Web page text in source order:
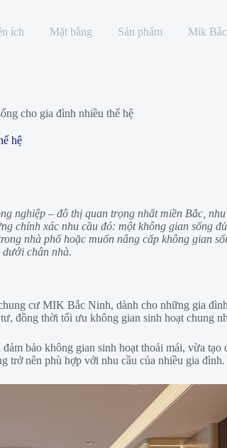
ích Mặt bằng Sản phẩm Mik
cho gia đình nhiều thế hệ
hệ
nghiệp – đô thị quan trọng nhất miền Bắc,
chính xác nhu cầu đó: một không gian sống
nhà phố hoặc muốn nâng cấp không gian
dưới chân nhà.
cư MIK Bắc Ninh, dành cho những gia
đồng thời tối ưu không gian sinh hoạt chung
bảo không gian sinh hoạt thoải mái, vừa
trở nên phù hợp với nhu cầu của nhiều gia đình.